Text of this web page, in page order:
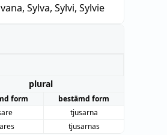
Sylva, Sylvi, Sylvie
plural
form
bestämd form
tjusarna
tjusarnas